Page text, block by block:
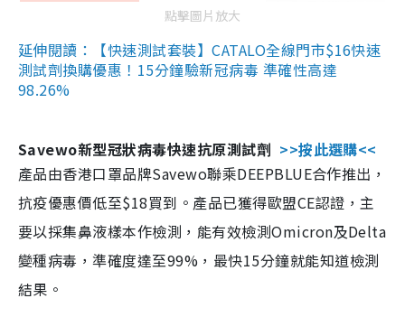
點擊圖片放大
延伸閱讀：【快速測試套裝】CATALO全線門市$16快速
測試劑換購優惠！15分鐘驗新冠病毒 準確性高達
98.26%
Savewo新型冠狀病毒快速抗原測試劑 >>按此選購<<
產品由香港口罩品牌Savewo聯乘DEEPBLUE合作推出，
抗疫優惠價低至$18買到。產品已獲得歐盟CE認證，主
要以採集鼻液樣本作檢測，能有效檢測Omicron及Delta
變種病毒，準確度達至99%，最快15分鐘就能知道檢測
結果。